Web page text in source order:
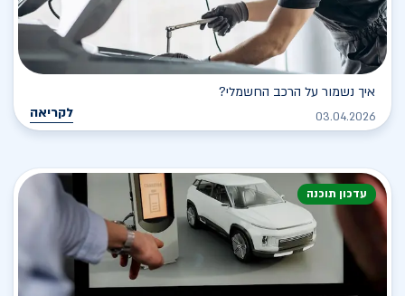
איך נשמור על הרכב החשמלי?
03.04.2026 לקריאה
עדכון תוכנה